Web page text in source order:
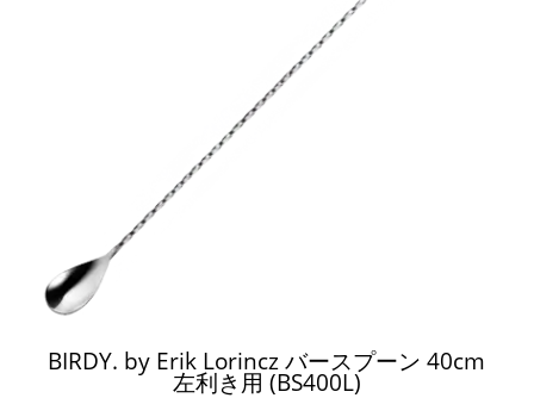
BIRDY. by Erik Lorincz バースプーン 40cm
左利き用 (BS400L)